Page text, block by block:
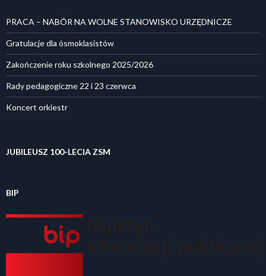
PRACA – NABÓR NA WOLNE STANOWISKO URZĘDNICZE
Gratulacje dla ósmoklasistów
Zakończenie roku szkolnego 2025/2026
Rady pedagogiczne 22 i 23 czerwca
Koncert orkiestr
JUBILEUSZ 100-LECIA ZSM
BIP